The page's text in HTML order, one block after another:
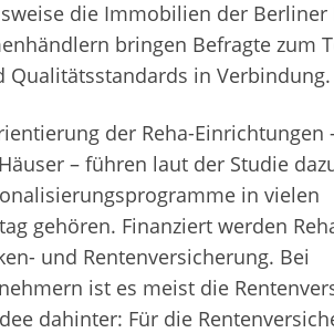
die Immobilien der Berliner
bringen Befragte zum
in Verbindung.
der Reha-Einrichtungen
– führen laut der Studie
in vielen
gehören. Finanziert werden
und Rentenversicherung. Bei
ist es meist die
dahinter: Für die